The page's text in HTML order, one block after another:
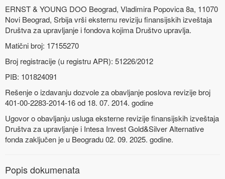
ERNST & YOUNG DOO Beograd, Vladimira Popovica 8a, 11070
Novi Beograd, Srbija vrši eksternu reviziju finansijskih izveštaja
Društva za upravljanje i fondova kojima Društvo upravlja.
Matični broj: 17155270
Broj registracije (u registru APR): 51226/2012
PIB: 101824091
Rešenje o izdavanju dozvole za obavljanje poslova revizije broj
401-00-2283-2014-16 od 18. 07. 2014. godine
Ugovor o obavljanju usluga eksterne revizije finansijskih izveštaja
Društva za upravljanje i Intesa Invest Gold&Silver Alternative
fonda zaključen je u Beogradu 02. 09. 2025. godine.
Popis dokumenata